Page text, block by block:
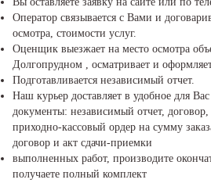
Оператор связывается с Вами и
осмотра, стоимости услуг.
Оценщик выезжает на место осмотра
Долгопрудном , осматривает и оформляет
Подготавливается независимый отчет.
Наш курьер доставляет в удобное для
документы: независимый отчет,
приходно-кассовый ордер на сумму
договор и акт сдачи-приемки
выполненных работ, производите
получаете полный комплект